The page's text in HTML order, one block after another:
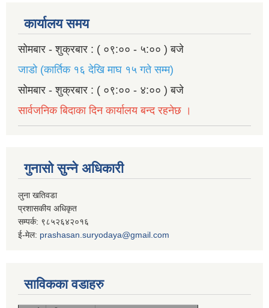
कार्यालय समय
सोमबार - शुक्रबार : ( ०९:०० - ५:०० ) बजे
जाडो (कार्तिक १६ देखि माघ १५ गते सम्म)
सोमबार - शुक्रबार : ( ०९:०० - ४:०० ) बजे
सार्वजनिक बिदाका दिन कार्यालय बन्द रहनेछ ।
गुनासो सुन्ने अधिकारी
लुना खतिवडा
प्रशासकीय अधिकृत
सम्पर्क: ९८५२६४२०१६
ई-मेल: prashasan.suryodaya@gmail.com
साविकका वडाहरु